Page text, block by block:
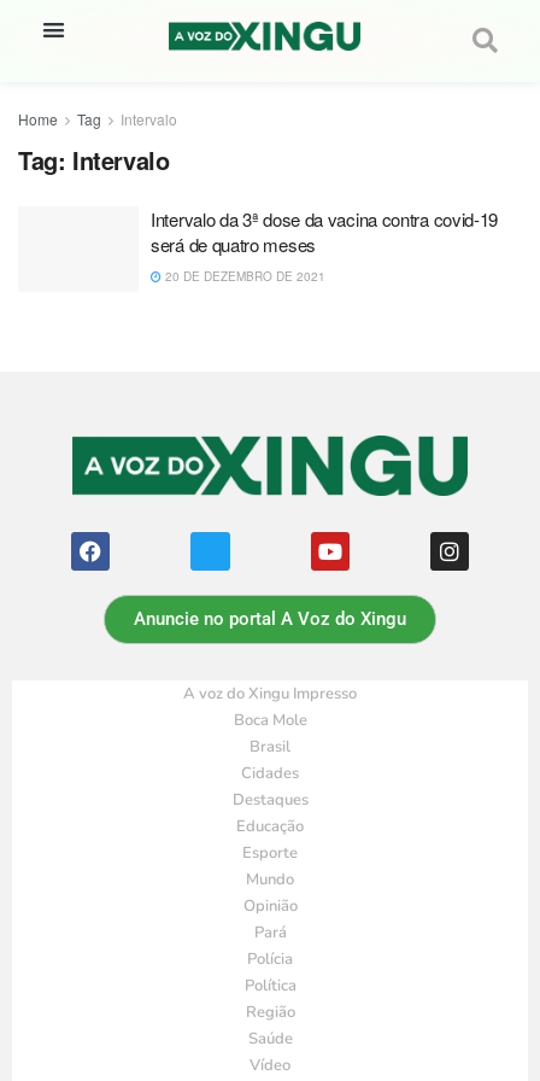
Home Tag Intervalo
Tag: Intervalo
Intervalo da 3ª dose da vacina contra covid-19
será de quatro meses
20 DE DEZEMBRO DE 2021
Anuncie no portal A Voz do Xingu
A voz do Xingu Impresso
Boca Mole
Brasil
Cidades
Destaques
Educação
Esporte
Mundo
Opinião
Pará
Polícia
Política
Região
Saúde
Vídeo